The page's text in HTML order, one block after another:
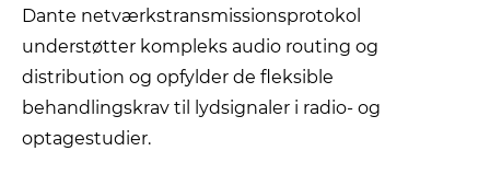
Dante netværkstransmissionsprotokol
understøtter kompleks audio routing og
distribution og opfylder de fleksible
behandlingskrav til lydsignaler i radio- og
optagestudier.